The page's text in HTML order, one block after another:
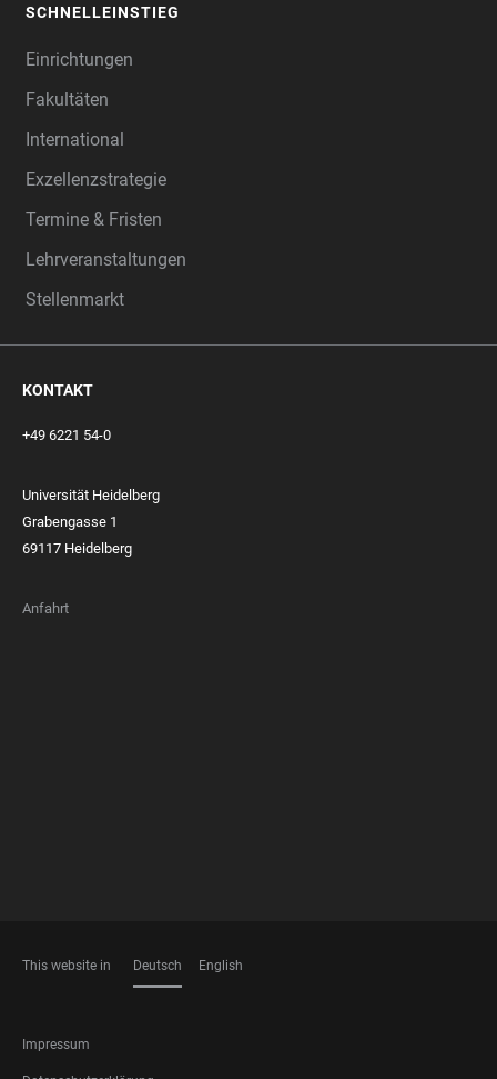
SCHNELLEINSTIEG
Einrichtungen
Fakultäten
International
Exzellenzstrategie
Termine & Fristen
Lehrveranstaltungen
Stellenmarkt
KONTAKT
+49 6221 54-0
Universität Heidelberg
Grabengasse 1
69117 Heidelberg
Anfahrt
This website in Deutsch English
FOOTER
LEGAL
Impressum